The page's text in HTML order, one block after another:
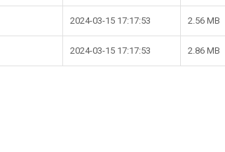
2024-03-15 17:17:53 2.56 MB
2024-03-15 17:17:53 2.86 MB